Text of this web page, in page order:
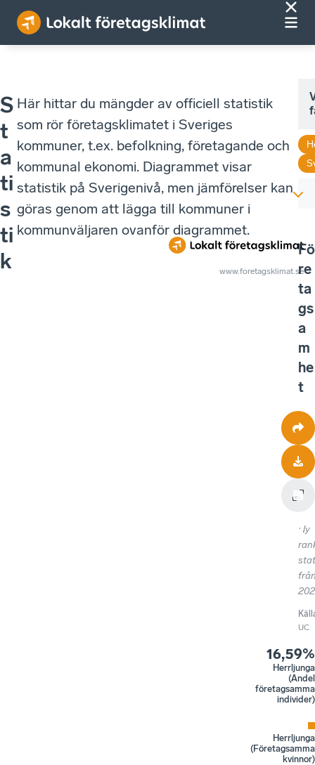
S
t
a
ti
s
ti
k
Här hittar du mängder av officiell statistik
som rör företagsklimatet i Sveriges
kommuner, t.ex. befolkning, företagande och
kommunal ekonomi. Diagrammet visar
statistik på Sverigenivå, men jämförelser kan
göras genom att lägga till kommuner i
kommunväljaren ovanför diagrammet.
www.foretagsklimat.se
Fö
re
ta
gs
a
m
he
t
Ny
UC
16,59%
Herrljunga
(Andel
företagsamma
individer)
Herrljunga
(Företagsamma
kvinnor)